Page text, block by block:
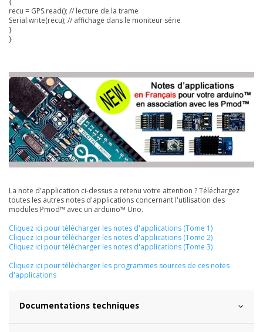
recu = GPS.read(); // lecture de la trame
Serial.write(recu); // affichage dans le moniteur série
}
}
La note d'application ci-dessus a retenu votre attention ? Téléchargez
toutes les autres notes d'applications concernant l'utilisation des
modules Pmod™ avec un arduino™ Uno.
Cliquez ici pour télécharger les notes d'applications (Tome 1)
Cliquez ici pour télécharger les notes d'applications (Tome 2)
Cliquez ici pour télécharger les notes d'applications (Tome 3)
Cliquez ici pour télécharger les programmes sources de ces notes
d'applications
Documentations techniques